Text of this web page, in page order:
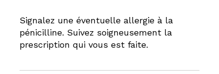
Signalez une éventuelle allergie à la
pénicilline. Suivez soigneusement la
prescription qui vous est faite.